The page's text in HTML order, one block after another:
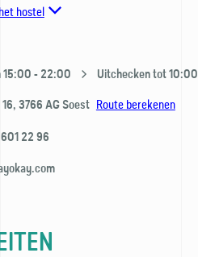
hostel
15:00 - 22:00 Uitchecken tot 10:00
3766 AGSoest Route berekenen
22 96